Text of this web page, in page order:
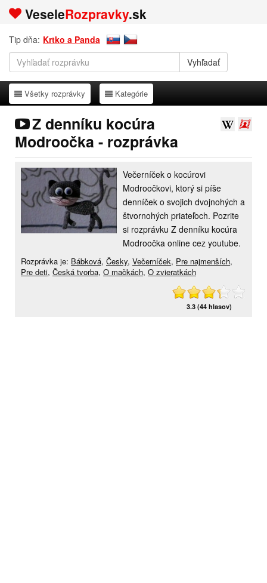
VeseleRozpravky.sk
Tip dňa: Krtko a Panda
Všetky rozprávky
Všetky rozprávky Kategórie
Kategórie
Z denníku kocúra
Modroočka - rozprávka
Večerníček o kocúrovi
Modroočkovi, ktorý si píše
denníček o svojich dvojnohých a
štvornohých priateľoch. Pozrite
si rozprávku Z denníku kocúra
Modroočka online cez youtube.
Rozprávka je: Bábková, Česky, Večerníček, Pre najmenších,
Pre deti, Česká tvorba, O mačkách, O zvieratkách
3.3 (44 hlasov)